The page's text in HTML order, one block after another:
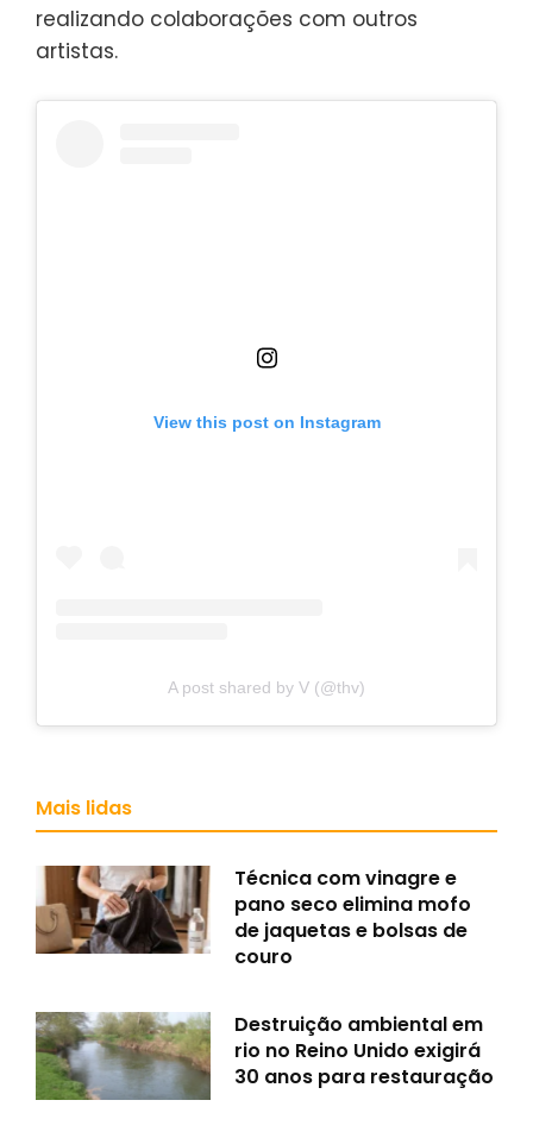
realizando colaborações com outros
artistas.
View this post on Instagram
A post shared by V (@thv)
Mais lidas
Técnica com vinagre e
pano seco elimina mofo
de jaquetas e bolsas de
couro
Destruição ambiental em
rio no Reino Unido exigirá
30 anos para restauração